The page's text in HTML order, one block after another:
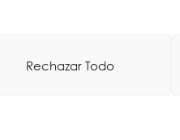
Rechazar Todo
Etikoa-Web Diseinua: La